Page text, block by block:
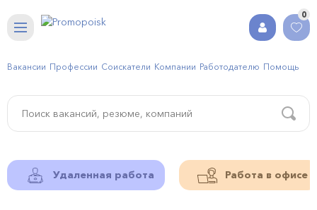
0
Вакансии Профессии Соискатели Компании Работодателю Помощь
Удаленная работа Работа в офисе